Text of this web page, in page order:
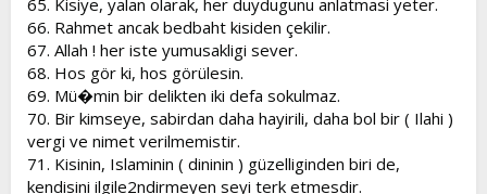
66. Rahmet ancak bedbaht kisiden çekilir.
67. Allah ! her iste yumusakligi sever.
68. Hos gör ki, hos görülesin.
69. Mü�min bir delikten iki defa sokulmaz.
70. Bir kimseye, sabirdan daha hayirili, daha bol bir ( Ilahi )
vergi ve nimet verilmemistir.
71. Kisinin, Islaminin ( dininin ) güzelliginden biri de,
kendisini ilgile2ndirmeyen seyi terk etmesdir.